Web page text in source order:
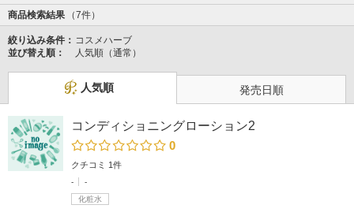
商品検索結果 （7件）
絞り込み条件： コスメハーブ
並び替え順：
人気順（通常）
人気順 発売日順
コンディショニングローション2
0
クチコミ 1件
-
-
化粧水